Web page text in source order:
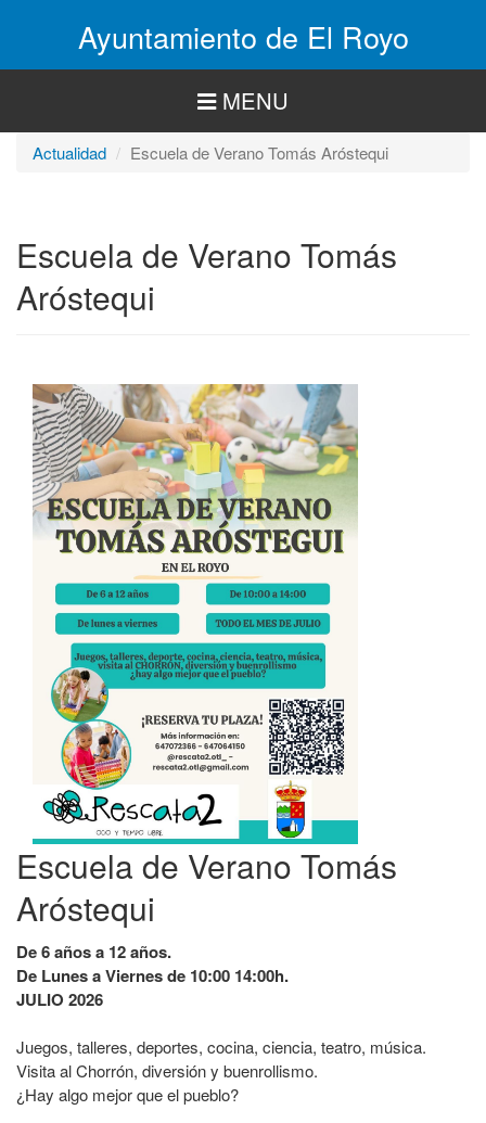
Ayuntamiento de El Royo
MENU
Actualidad Escuela de Verano Tomás Aróstequi
Escuela de Verano Tomás
Aróstequi
Escuela de Verano Tomás
Aróstequi
De 6 años a 12 años.
De Lunes a Viernes de 10:00 14:00h.
JULIO 2026
Juegos, talleres, deportes, cocina, ciencia, teatro, música.
Visita al Chorrón, diversión y buenrollismo.
¿Hay algo mejor que el pueblo?